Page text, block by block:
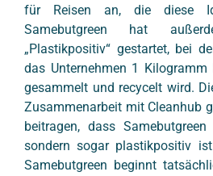
für Reisen an, die diese
Samebutgreen hat
„Plastikpositiv“ gestartet, bei
das Unternehmen 1
gesammelt und recycelt wird.
Zusammenarbeit mit Cleanhub
beitragen, dass
sondern sogar plastikpositiv
Samebutgreen beginnt